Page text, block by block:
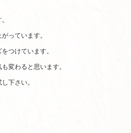
っています。
つけています。
変わると思います。
下さい。